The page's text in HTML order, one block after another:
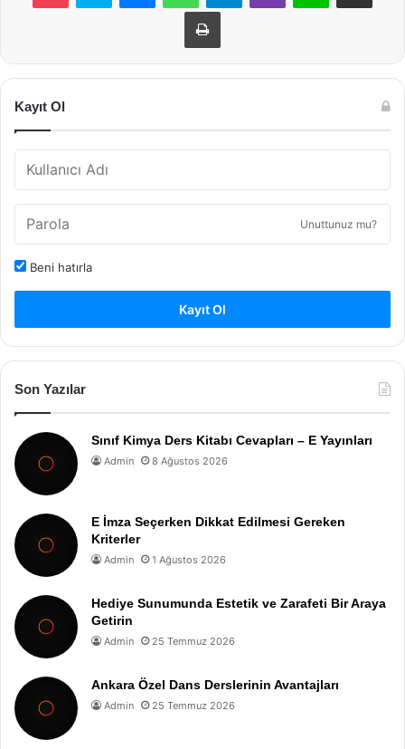
Yazdır
Kayıt Ol
Unuttunuz mu?
Beni hatırla
Kayıt Ol
Son Yazılar
Sınıf Kimya Ders Kitabı Cevapları – E Yayınları
Admin 8 Ağustos 2026
E İmza Seçerken Dikkat Edilmesi Gereken
Kriterler
Admin 1 Ağustos 2026
Hediye Sunumunda Estetik ve Zarafeti Bir Araya
Getirin
Admin 25 Temmuz 2026
Ankara Özel Dans Derslerinin Avantajları
Admin 25 Temmuz 2026